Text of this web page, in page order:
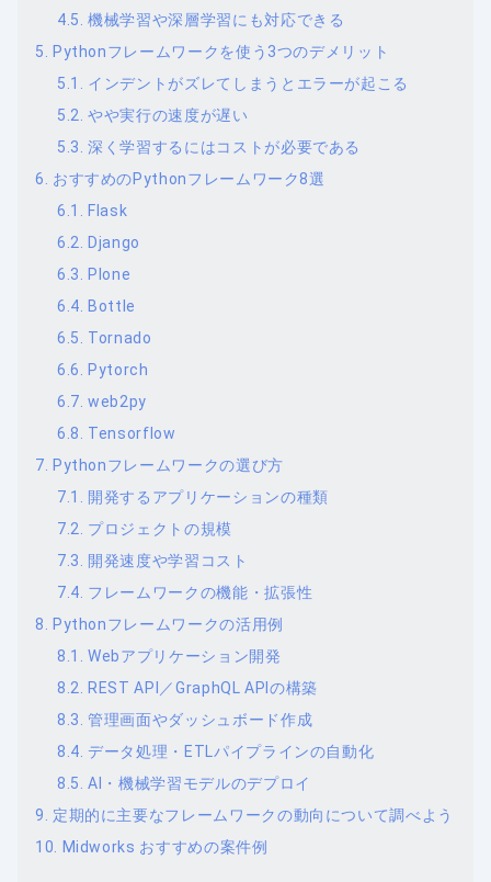
機械学習や深層学習にも対応できる
Pythonフレームワークを使う3つのデメリット
インデントがズレてしまうとエラーが起こる
やや実行の速度が遅い
深く学習するにはコストが必要である
おすすめのPythonフレームワーク8選
Flask
Django
Plone
Bottle
Tornado
Pytorch
web2py
Tensorflow
Pythonフレームワークの選び方
開発するアプリケーションの種類
プロジェクトの規模
開発速度や学習コスト
フレームワークの機能・拡張性
Pythonフレームワークの活用例
Webアプリケーション開発
REST API／GraphQL APIの構築
管理画面やダッシュボード作成
データ処理・ETLパイプラインの自動化
AI・機械学習モデルのデプロイ
定期的に主要なフレームワークの動向について調べよう
Midworks おすすめの案件例